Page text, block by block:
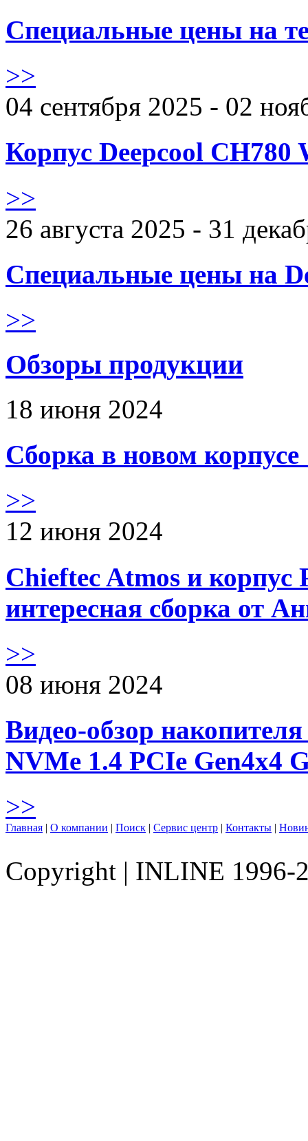
Специальные цены на
>>
04 сентября 2025 - 02
Корпус Deepcool CH780
>>
26 августа 2025 - 31
Специальные цены на
>>
Обзоры продукции
18 июня 2024
Сборка в новом
>>
12 июня 2024
Chieftec Atmos и корпус
интересная сборка от
>>
08 июня 2024
Видео-обзор
NVMe 1.4 PCIe Gen4х4
>>
Главная | О компании | Поиск | Сервис центр | Контакты |
Copyright | INLINE 1996-